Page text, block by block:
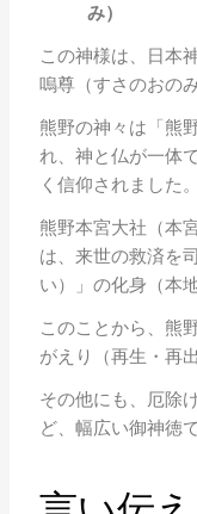
み）
この神様は、日本
嗚尊（すさのおの
熊野の神々は「熊
れ、神と仏が一体
く信仰されました。
熊野本宮大社（本
は、来世の救済を
い）」の化身（本
このことから、熊
がえり（再生・再
その他にも、厄除
ど、幅広い御神徳